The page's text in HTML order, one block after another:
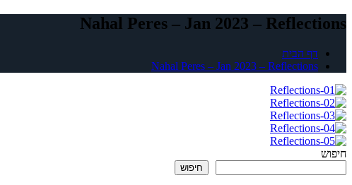
Nahal Peres – Jan 2023 – Reflections
דף הבית
Nahal Peres – Jan 2023 – Reflections
חיפוש
חיפוש